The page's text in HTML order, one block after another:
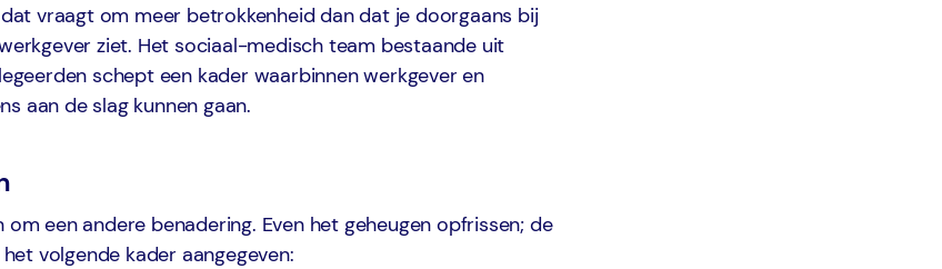
vraagt om meer betrokkenheid dan dat je doorgaans bij
ziet. Het sociaal-medisch team bestaande uit
schept een kader waarbinnen werkgever en
aan de slag kunnen gaan.
om een andere benadering. Even het geheugen opfrissen; de
volgende kader aangegeven: